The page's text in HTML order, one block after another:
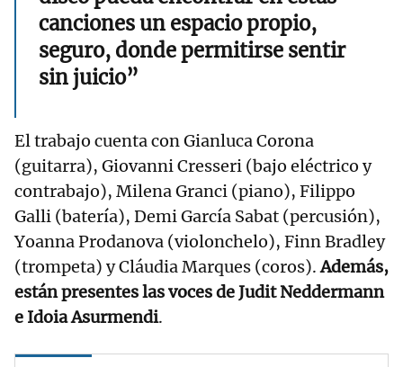
canciones un espacio propio,
seguro, donde permitirse sentir
sin juicio”
El trabajo cuenta con Gianluca Corona
(guitarra), Giovanni Cresseri (bajo eléctrico y
contrabajo), Milena Granci (piano), Filippo
Galli (batería), Demi García Sabat (percusión),
Yoanna Prodanova (violonchelo), Finn Bradley
(trompeta) y Cláudia Marques (coros).Además,
están presentes las voces de Judit Neddermann
e Idoia Asurmendi.